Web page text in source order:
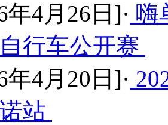
年4月26日]· 嗨
行车公开赛
年4月20日]·
站